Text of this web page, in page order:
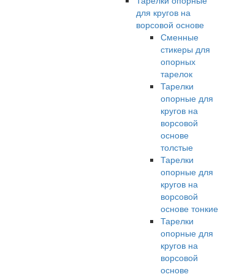
для кругов на
ворсовой основе
Сменные
стикеры для
опорных
тарелок
Тарелки
опорные для
кругов на
ворсовой
основе
толстые
Тарелки
опорные для
кругов на
ворсовой
основе тонкие
Тарелки
опорные для
кругов на
ворсовой
основе